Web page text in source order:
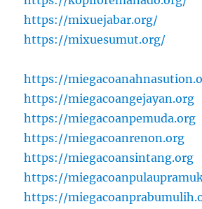
https://mixuejabar.org/
https://mixuesumut.org/
https://
https://miegacoangejayan.org
https://miegacoanpemuda.org
https://miegacoanrenon.org
https://miegacoansintang.org
https://
https://